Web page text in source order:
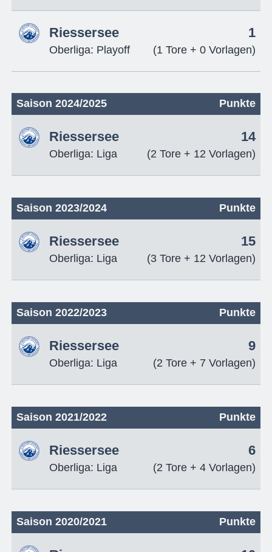
Riessersee
Oberliga: Playoff
1
(1 Tore + 0 Vorlagen)
Saison 2024/2025 Punkte
Riessersee
Oberliga: Liga
14
(2 Tore + 12 Vorlagen)
Saison 2023/2024 Punkte
Riessersee
Oberliga: Liga
15
(3 Tore + 12 Vorlagen)
Saison 2022/2023 Punkte
Riessersee
Oberliga: Liga
9
(2 Tore + 7 Vorlagen)
Saison 2021/2022 Punkte
Riessersee
Oberliga: Liga
6
(2 Tore + 4 Vorlagen)
Saison 2020/2021 Punkte